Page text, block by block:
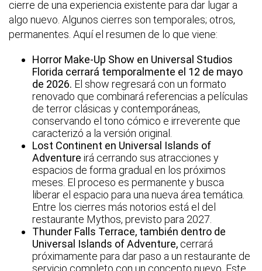
cierre de una experiencia existente para dar lugar a
algo nuevo. Algunos cierres son temporales; otros,
permanentes. Aquí el resumen de lo que viene:
Horror Make-Up Show en Universal Studios
Florida cerrará temporalmente el 12 de mayo
de 2026. El show regresará con un formato
renovado que combinará referencias a películas
de terror clásicas y contemporáneas,
conservando el tono cómico e irreverente que
caracterizó a la versión original.
Lost Continent en Universal Islands of
Adventure irá cerrando sus atracciones y
espacios de forma gradual en los próximos
meses. El proceso es permanente y busca
liberar el espacio para una nueva área temática.
Entre los cierres más notorios está el del
restaurante Mythos, previsto para 2027.
Thunder Falls Terrace, también dentro de
Universal Islands of Adventure, cerrará
próximamente para dar paso a un restaurante de
servicio completo con un concepto nuevo. Este